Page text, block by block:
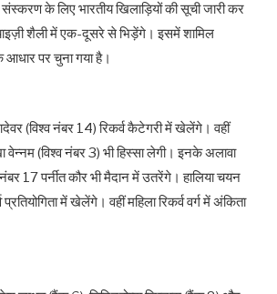
के लिए भारतीय खिलाड़ियों की सूची जारी कर
शैली में एक-दूसरे से भिड़ेंगे। इसमें शामिल
पर चुना गया है।
(विश्व नंबर 14) रिकर्व कैटेगरी में खेलेंगे। वहीं
वेन्नम (विश्व नंबर 3) भी हिस्सा लेगी। इनके अलावा
17 पर्नीत कौर भी मैदान में उतरेंगे। हालिया चयन
में खेलेंगे। वहीं महिला रिकर्व वर्ग में अंकिता